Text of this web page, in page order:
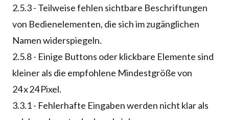
2.5.3 - Teilweise fehlen sichtbare Beschriftungen
von Bedienelementen, die sich im zugänglichen
Namen widerspiegeln.
2.5.8 - Einige Buttons oder klickbare Elemente sind
kleiner als die empfohlene Mindestgröße von
24 x 24 Pixel.
3.3.1 - Fehlerhafte Eingaben werden nicht klar als